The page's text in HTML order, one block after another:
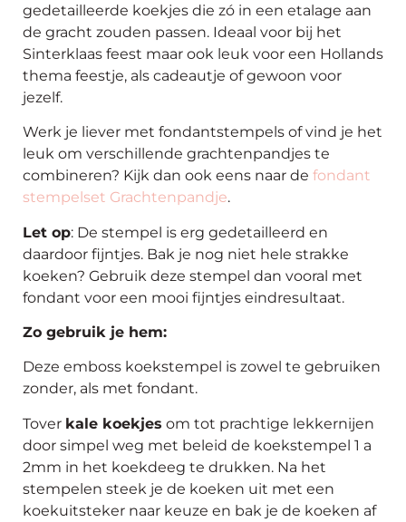
gedetailleerde koekjes die zó in een etalage aan
de gracht zouden passen. Ideaal voor bij het
Sinterklaas feest maar ook leuk voor een Hollands
thema feestje, als cadeautje of gewoon voor
jezelf.
Werk je liever met fondantstempels of vind je het
leuk om verschillende grachtenpandjes te
combineren? Kijk dan ook eens naar de fondant
stempelset Grachtenpandje.
Let op: De stempel is erg gedetailleerd en
daardoor fijntjes. Bak je nog niet hele strakke
koeken? Gebruik deze stempel dan vooral met
fondant voor een mooi fijntjes eindresultaat.
Zo gebruik je hem:
Deze emboss koekstempel is zowel te gebruiken
zonder, als met fondant.
Tover kale koekjes om tot prachtige lekkernijen
door simpel weg met beleid de koekstempel 1 a
2mm in het koekdeeg te drukken. Na het
stempelen steek je de koeken uit met een
koekuitsteker naar keuze en bak je de koeken af